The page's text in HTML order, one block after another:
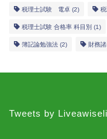
税理士試験 電卓 (2)
税理士試験 合格率 科目別 (1)
簿記論勉強法 (2) 財務
Tweets by